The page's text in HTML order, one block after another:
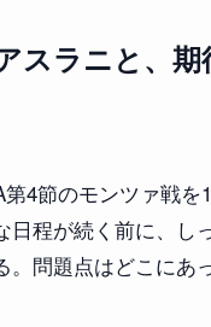
スラニと、
4節のモンツァ戦
日程が続く前に、し
問題点はどこにあ